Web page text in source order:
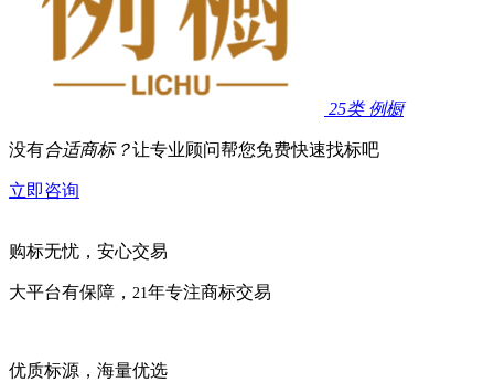
25类 例橱
没有合适商标？让专业顾问帮您免费快速找标吧
立即咨询
购标无忧，安心交易
大平台有保障， 21年专注商标交易
优质标源，海量优选